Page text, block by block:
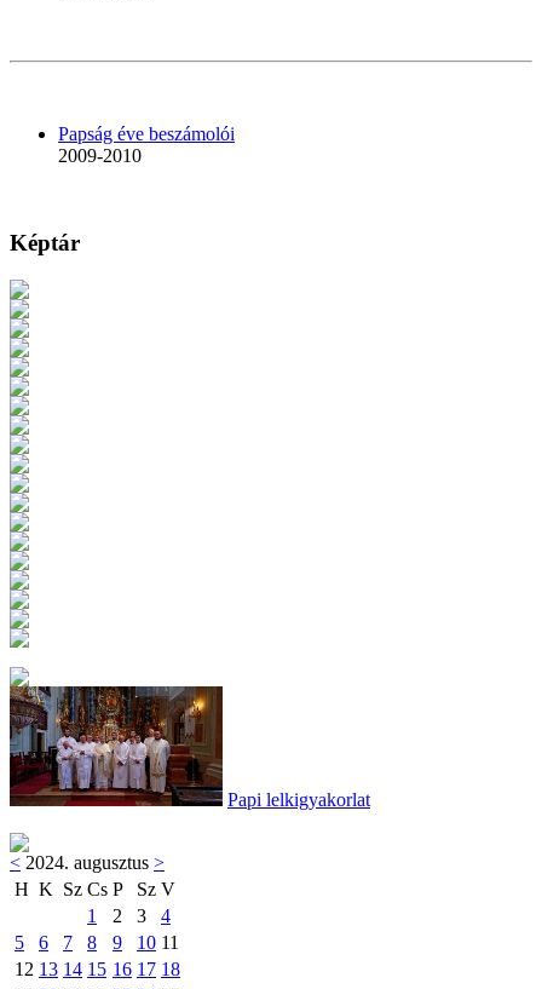
Papság éve beszámolói
2009-2010
Képtár
Papi lelkigyakorlat
< 2024. augusztus >
H K Sz Cs P Sz V
1
2 3
4
5
6 7 8 9 10 11
12 13 14 15 16 17 18